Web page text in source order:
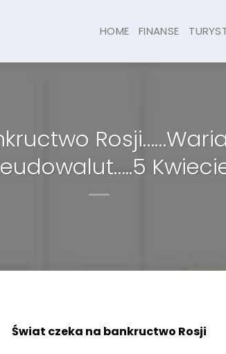
HOME FINANSE
Świat czeka na bankructwo Rosji